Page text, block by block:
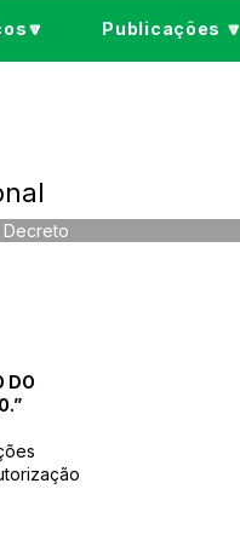
Publicações 🔽
Decreto
DO